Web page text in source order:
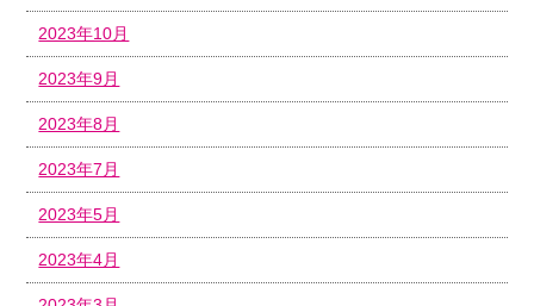
2023年10月
2023年9月
2023年8月
2023年7月
2023年5月
2023年4月